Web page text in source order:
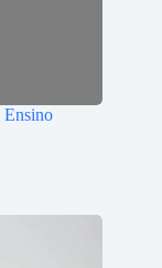
Ensino